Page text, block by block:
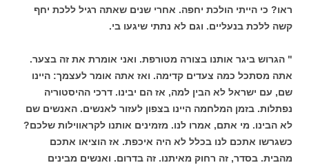
ראו? כי הייתי הולכת יחפה. אחרי שנים שאתה רגיל ללכת יחף
קשה ללכת בנעליים. וגם לא נתתי שיגעו בי.
" הגרוש ביגר אותנו בצורה מטורפת. ואני אומרת את זה בצער.
אתה מסתכל כמה צעדים קדימה. ואז אתה אומר לעצמך: היינו
שם, עם ישראל לא הבין למה, אז הם יבינו. דרכי ההיסטוריה
נפתלות. בזמן המלחמה היינו בצפון לעזור לאנשים. האנשים שם
לא הבינו. מי אתם, אמרו לנו. מזמינים אותנו לקראווילות שלכם?
כשגרשו אתכם לנו בכלל לא היה איכפת. אז הוציאו אתכם
מהבית. בסדר, זה רחוק מאיתנו. זה בדרום. ואנשים מבינים